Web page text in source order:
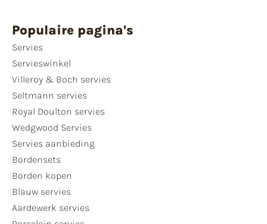
Populaire pagina's
Servies
Servieswinkel
Villeroy & Boch servies
Seltmann servies
Royal Doulton servies
Wedgwood Servies
Servies aanbieding
Bordensets
Borden kopen
Blauw servies
Aardewerk servies